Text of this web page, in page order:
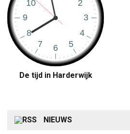
De tijd in Harderwijk
NIEUWS